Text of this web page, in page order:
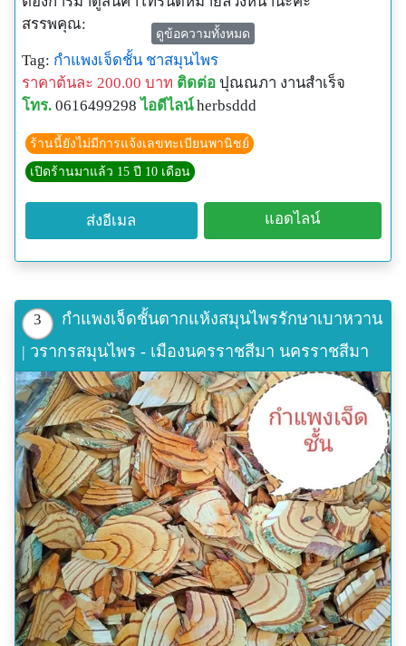
สรรพคุณ:
ยาสมุนไพรพื้นบ้านจังหวัดอุบลราชธานี: ใช้ เนื้อไม้ ต้มน้ำ
ดื่ม แก้โรคไต แก้ท้องผูก ยาระบาย แก้ลมตีขึ้น ลำต้น แก้
ปวดเมื่อย คลายเส้นเอ็น (เข้ายากับ ตาไก่ ตากวง อ้อยดำ
ขมิ้นเกลือ ดูกหิน ตับเต่า ใช้ลำต้นของทุกต้นรวมกัน มาต้ม
น้ำดื่ม) ยาระบาย (เข้ายากับ ยาปะดง ตากวง ดูกไส
คอแลน พาสาน) ขับปัสสาวะ (เข้ายากับ แก่นตาไก้ แก่น
ตากวง แก่นดูกไส แก่นตานนกกด) แก้ริดสีดวงทวาร
(เข้ายากับ ว่านงวงช้าง แก่นกระถิน ปูนขาว แล้วต้ม)
ตัวอย่างตำรับยาของตาไก้ ใช้เป็นยาแก้ปวดเมื่อย แก้กษัย
ระบาย ใช้ตาไก้ ตากวง แก่นนมสาว แก่นดูกใส รากเกียง
ปืน กาฝากต้นติ้ว ต้มกิน ตัวอย่างตำรับยาแก้เบาหวาน ใช้
กำแพงเจ็ดชั้น(ตาไก้) แซ่ม้าทะลาย รากคนทา รากมะแว้ง
เครือเถามวกขาว เถามวกแดง รากลำเจียก ชะเอมไทย
อย่างละ 2 บาท ต้มกินจนยาจืด
ยาพื้นบ้าน: ใช้ ต้น รสเมาเบื่อฝาดสุขุม ต้มน้ำดื่ม หรือดอง
สุรา แก้ปวดเมื่อย หรือเข้ายาระบาย (ผสมกับรากตูมกา
ขาว รากชะมวง และรากปอด่อน) บำรุงโลหิต ฟอกโลหิต
แก้โลหิตเป็นพิษทำให้ร้อน บำรุงโลหิต แก้โลหิตจาง แก้
ผอมแห้งแรงน้อย ขับระดูขาว แก้ปวดตามข้อ แก้ไขข้อ
พิการ เข้าข้อ แก้ประดง ขับผายลม ฟอกและขับโลหิตระดู
รักษาโรคตับอักเสบ (ผสมกับเปลือกต้นมะดูก) แก้หืด
(ผสมกับแก่นพลับพลา แก่นโมกหลวง ต้นสบู่ขาว ต้นพลอง
เหมือด แก่นจำปา และต้นคำรอก) แก้เบาหวาน (ผสมกับ
รากทองพันชั่ง หัวข้าวเย็นเหนือ หัวข้าวเย็นใต้ หัวร้อยรู
แก่นสัก และหญ้าชันกาดทั้งต้น) ราก รสเมาเบื่อฝาด ต้ม
ดูข้อความทั้งหมด
Tag: กำแพงเจ็ดชั้น ชาสมุนไพร
ราคาต้นละ 200.00 บาท ติดต่อ ปุณณภา งานสำเร็จ
โทร. 0616499298 ไอดีไลน์ herbsddd
ร้านนี้ยังไม่มีการแจ้งเลขทะเบียนพานิชย์
เปิดร้านมาแล้ว 15 ปี 10 เดือน
ส่งอีเมล แอดไลน์
3
กำแพงเจ็ดชั้นตากแห้งสมุนไพรรักษาเบาหวาน
| วรากรสมุนไพร - เมืองนครราชสีมา นครราชสีมา